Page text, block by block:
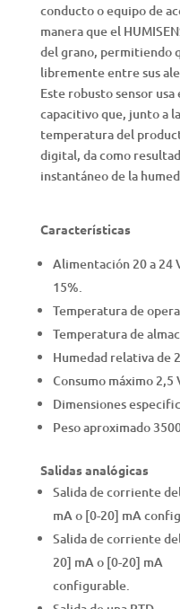
conducto o equipo de
manera que el
del grano, permitiendo
libremente entre sus
Este robusto sensor
capacitivo que, junto a
temperatura del
digital, da como
instantáneo de la
Características
Alimentación 20 a 24
15%.
Temperatura de
Temperatura de
Humedad relativa de
Consumo máximo 2,5
Dimensiones
Peso aproximado
Salidas analógicas
Salida de corriente
mA o [0-20] mA
Salida de corriente
20] mA o [0-20] mA
configurable.